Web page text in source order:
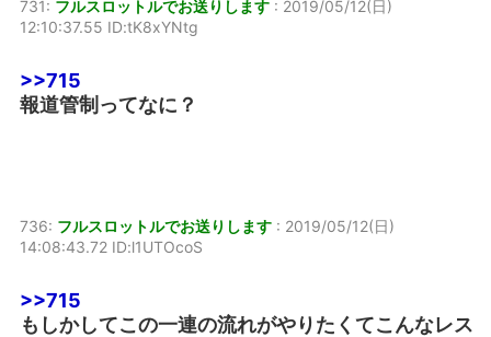
731: フルスロットルでお送りします : 2019/05/12(日)
12:10:37.55 ID:tK8xYNtg
>>715
報道管制ってなに？
736: フルスロットルでお送りします : 2019/05/12(日)
14:08:43.72 ID:l1UTOcoS
>>715
もしかしてこの一連の流れがやりたくてこんなレス